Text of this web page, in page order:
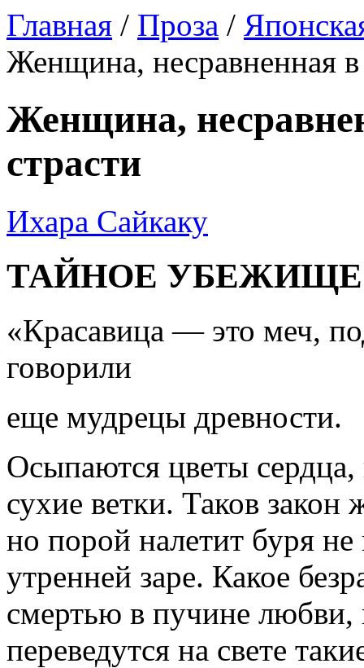
Главная / Проза /
Женщина, несравненная
Женщина,
страсти
Ихара Сайкаку
ТАЙНОЕ УБЕЖИЩЕ
«Красавица — это меч,
говорили
еще мудрецы древности.
Осыпаются цветы сердца,
сухие ветки. Таков закон
но порой налетит буря не
утренней заре. Какое
смертью в пучине любви,
переведутся на свете